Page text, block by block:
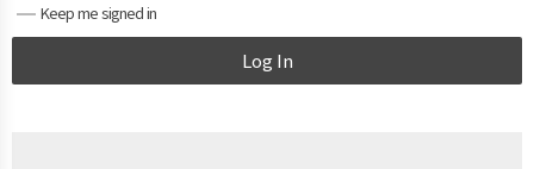
Keep me signed in
Log In